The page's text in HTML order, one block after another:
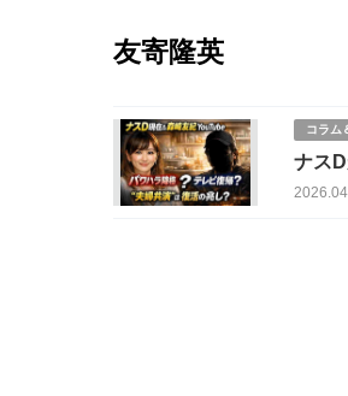
友寄隆英
コラム
ナス